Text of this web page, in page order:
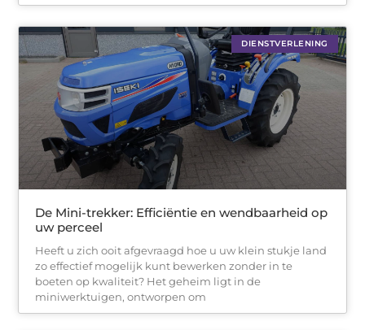
DIENSTVERLENING
De Mini-trekker: Efficiëntie en wendbaarheid op
uw perceel
Heeft u zich ooit afgevraagd hoe u uw klein stukje land
zo effectief mogelijk kunt bewerken zonder in te
boeten op kwaliteit? Het geheim ligt in de
miniwerktuigen, ontworpen om